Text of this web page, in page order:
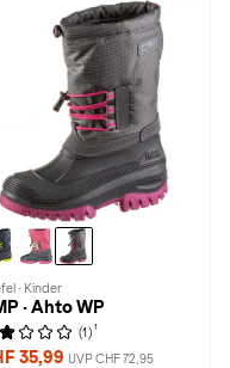
· Kinder
· Ahto WP
(1) 1
35,99 UVP CHF 72,95